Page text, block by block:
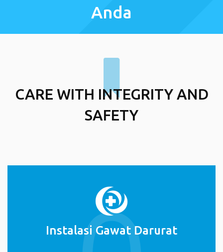
Anda
CARE WITH INTEGRITY AND
SAFETY
Instalasi Gawat Darurat